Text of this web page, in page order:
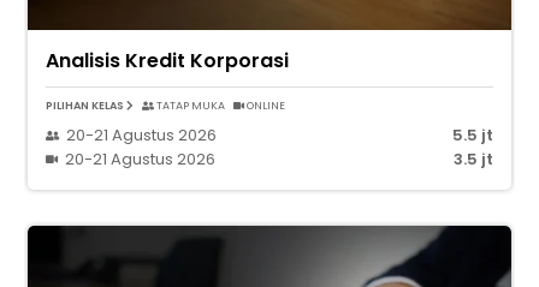
Analisis Kredit Korporasi
PILIHAN KELAS TATAP MUKA ONLINE
20-21 Agustus 2026
5.5 jt
20-21 Agustus 2026
3.5 jt